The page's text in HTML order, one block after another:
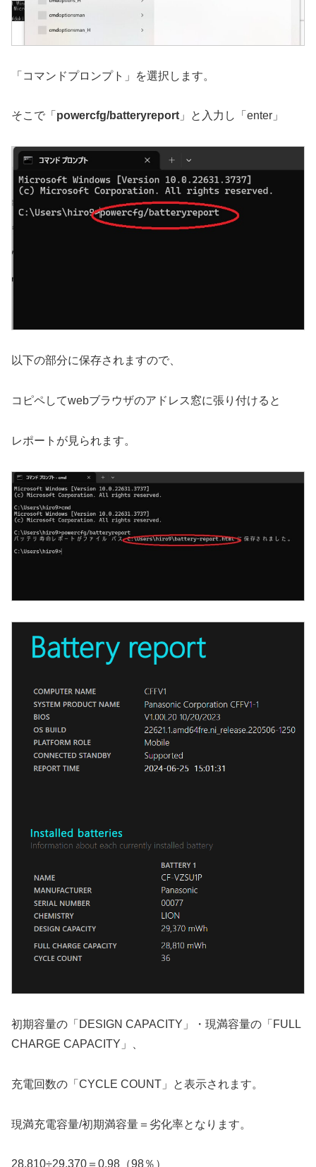
「コマンドプロンプト」を選択します。
そこで「 powercfg/batteryreport 」と入力し「enter」
以下の部分に保存されますので、
コピペしてwebブラウザのアドレス窓に張り付けると
レポートが見られます。
初期容量の「DESIGN CAPACITY」・現満容量の「FULL
CHARGE CAPACITY」、
充電回数の「CYCLE COUNT」と表示されます。
現満充電容量/初期満容量＝劣化率となります。
28,810÷29,370＝0.98（98％）